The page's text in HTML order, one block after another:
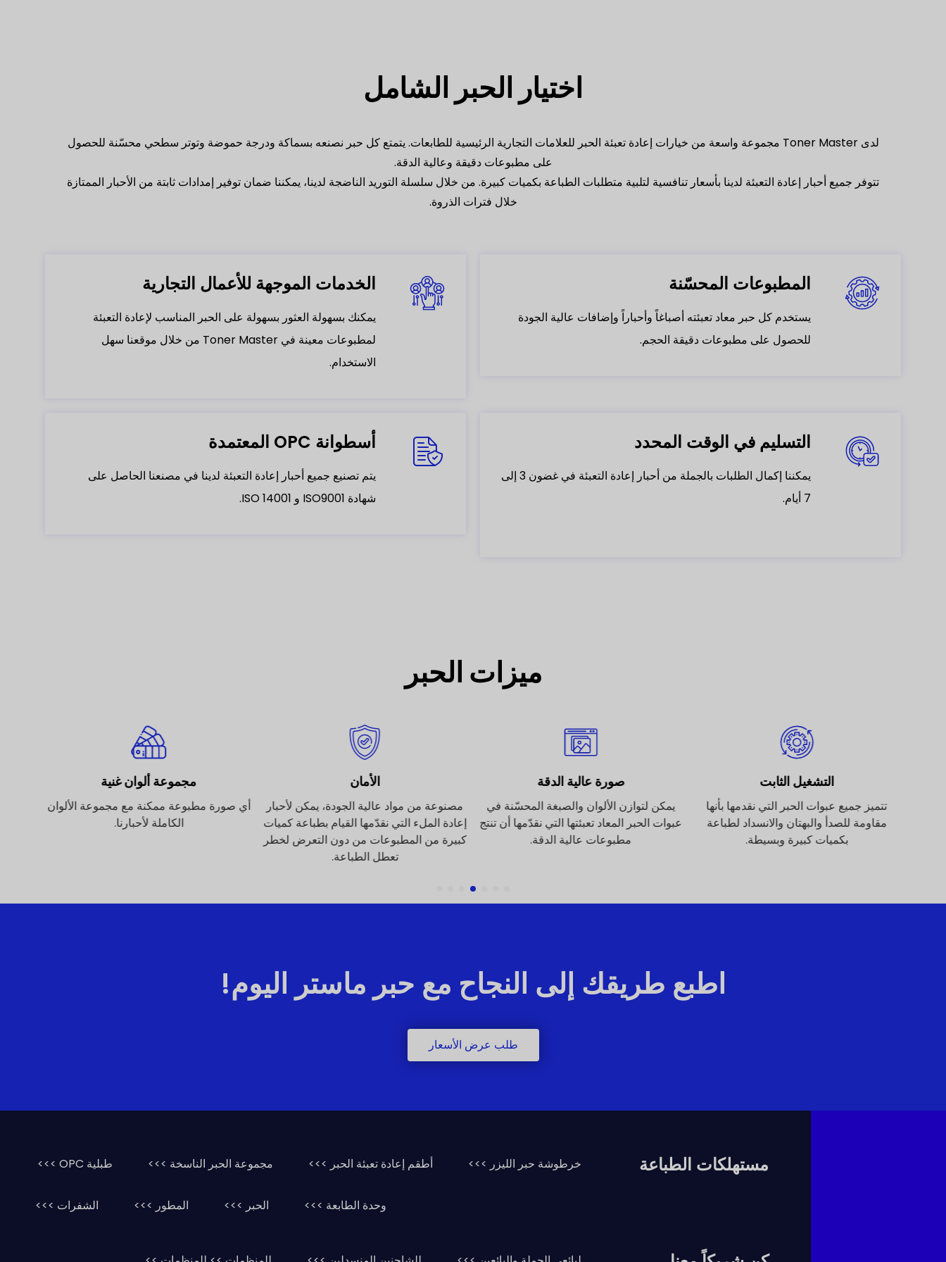
اختيار الحبر الشامل
لدى Toner Master مجموعة واسعة من خيارات إعادة تعبئة الحبر للعلامات التجارية الرئيسية للطابعات. يتمتع كل حبر نصنعه بسماكة ودرجة حموضة وتوتر سطحي محسّنة للحصول
على مطبوعات دقيقة وعالية الدقة.
تتوفر جميع أحبار إعادة التعبئة لدينا بأسعار تنافسية لتلبية متطلبات الطباعة بكميات كبيرة. من خلال سلسلة التوريد الناضجة لدينا، يمكننا ضمان توفير إمدادات ثابتة من الأحبار الممتازة
خلال فترات الذروة.
المطبوعات المحسّنة
يستخدم كل حبر معاد تعبئته أصباغاً وأحباراً وإضافات عالية الجودة
للحصول على مطبوعات دقيقة الحجم.
الخدمات الموجهة للأعمال التجارية
يمكنك بسهولة العثور بسهولة على الحبر المناسب لإعادة التعبئة
لمطبوعات معينة في Toner Master من خلال موقعنا سهل
الاستخدام.
التسليم في الوقت المحدد
يمكننا إكمال الطلبات بالجملة من أحبار إعادة التعبئة في غضون 3 إلى
7 أيام.
أسطوانة OPC المعتمدة
يتم تصنيع جميع أحبار إعادة التعبئة لدينا في مصنعنا الحاصل على
شهادة ISO9001 و ISO 14001.
ميزات الحبر
التشغيل الثابت
تتميز جميع عبوات الحبر التي نقدمها بأنها
مقاومة للصدأ والبهتان والانسداد لطباعة
بكميات كبيرة وبسيطة.
صورة عالية الدقة
يمكن لتوازن الألوان والصبغة المحسّنة في
عبوات الحبر المعاد تعبئتها التي نقدّمها أن تنتج
مطبوعات عالية الدقة.
الأمان
مصنوعة من مواد عالية الجودة، يمكن لأحبار
إعادة الملء التي نقدّمها القيام بطباعة كميات
كبيرة من المطبوعات من دون التعرض لخطر
تعطل الطباعة.
مجموعة ألوان غنية
أي صورة مطبوعة ممكنة مع مجموعة الألوان
الكاملة لأحبارنا.
اطبع طريقك إلى النجاح مع حبر ماستر اليوم!
طلب عرض الأسعار
مستهلكات الطباعة خرطوشة حبر الليزر >>> أطقم إعادة تعبئة الحبر >>> مجموعة الحبر الناسخة >>> طبلية OPC >>>
وحدة الطابعة >>> الحبر >>> المطور >>> الشفرات >>>